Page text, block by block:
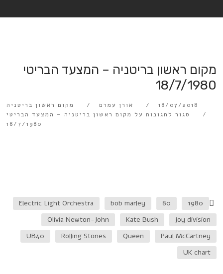
מקום ראשון בריטניה – המצעד הבריטי
18/7/1980
18/07/2018 אורן עמרם
מקום ראשון בריטניה
סגור לתגובותעל מקום ראשון בריטניה – המצעד הבריטי
18/7/1980
1980
80
bob marley
Electric Light Orchestra
joy division
Kate Bush
Olivia Newton-John
Paul McCartney
Queen
Rolling Stones
UB40
UK chart